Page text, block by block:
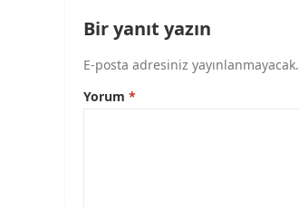
Bir yanıt yazın
E-posta adresiniz yayınlanmayacak.
Yorum *